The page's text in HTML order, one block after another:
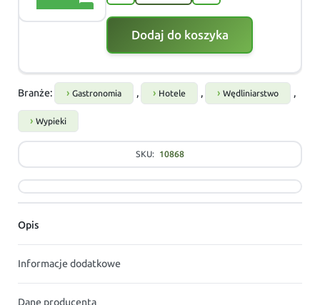
Dodaj do koszyka
Branże: Gastronomia , Hotele , Wędliniarstwo ,
Wypieki
SKU: 10868
Opis
Informacje dodatkowe